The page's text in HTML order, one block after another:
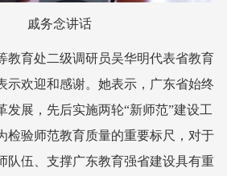
戚务念讲话
教育处二级调研员吴华明代表省教育
示欢迎和感谢。她表示，广东省始终
发展，先后实施两轮“新师范”建设工
检验师范教育质量的重要标尺，对于
队伍、支撑广东教育强省建设具有重